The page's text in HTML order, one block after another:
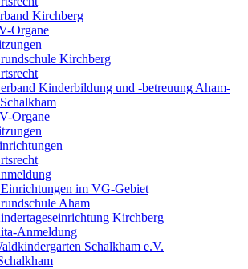
Kirchberg
Organe
Kirchberg
Kinderbildung und -betreuung Aham-
Organe
im VG-Gebiet
Aham
Kirchberg
Anmeldung
Schalkham e.V.